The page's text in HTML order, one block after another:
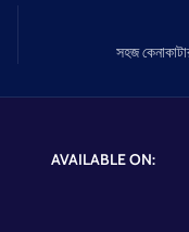
সহজ
AVAILABLE ON: